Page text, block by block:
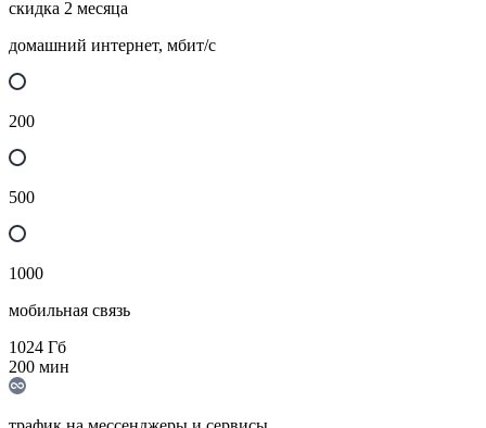
скидка 2 месяца
домашний интернет, мбит/с
200
500
1000
мобильная связь
1024 Гб
200 мин